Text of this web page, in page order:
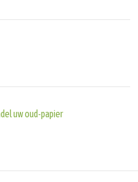
uw oud-papier